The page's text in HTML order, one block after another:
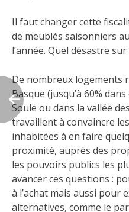
Il faut changer cette
de meublés saisonniers
l’année. Quel désastre
De nombreux logements
Basque (jusqu’à 60%
Soule ou dans la vallée
travaillent à convaincre
inhabitées à en faire
proximité, auprès des
les pouvoirs publics les
avancer ces questions :
à l’achat mais aussi pour
alternatives, comme le